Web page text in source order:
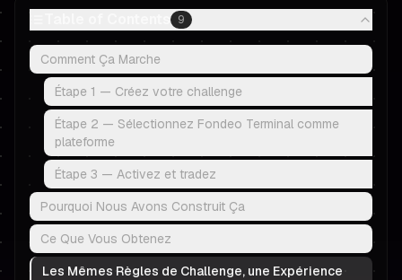
9
Comment Ça Marche
Étape 1 — Créez votre challenge
Étape 2 — Sélectionnez Fondeo Terminal comme
plateforme
Étape 3 — Activez et tradez
Pourquoi Nous Avons Construit Ça
Ce Que Vous Obtenez
Les Mêmes Règles de Challenge, une Expérience